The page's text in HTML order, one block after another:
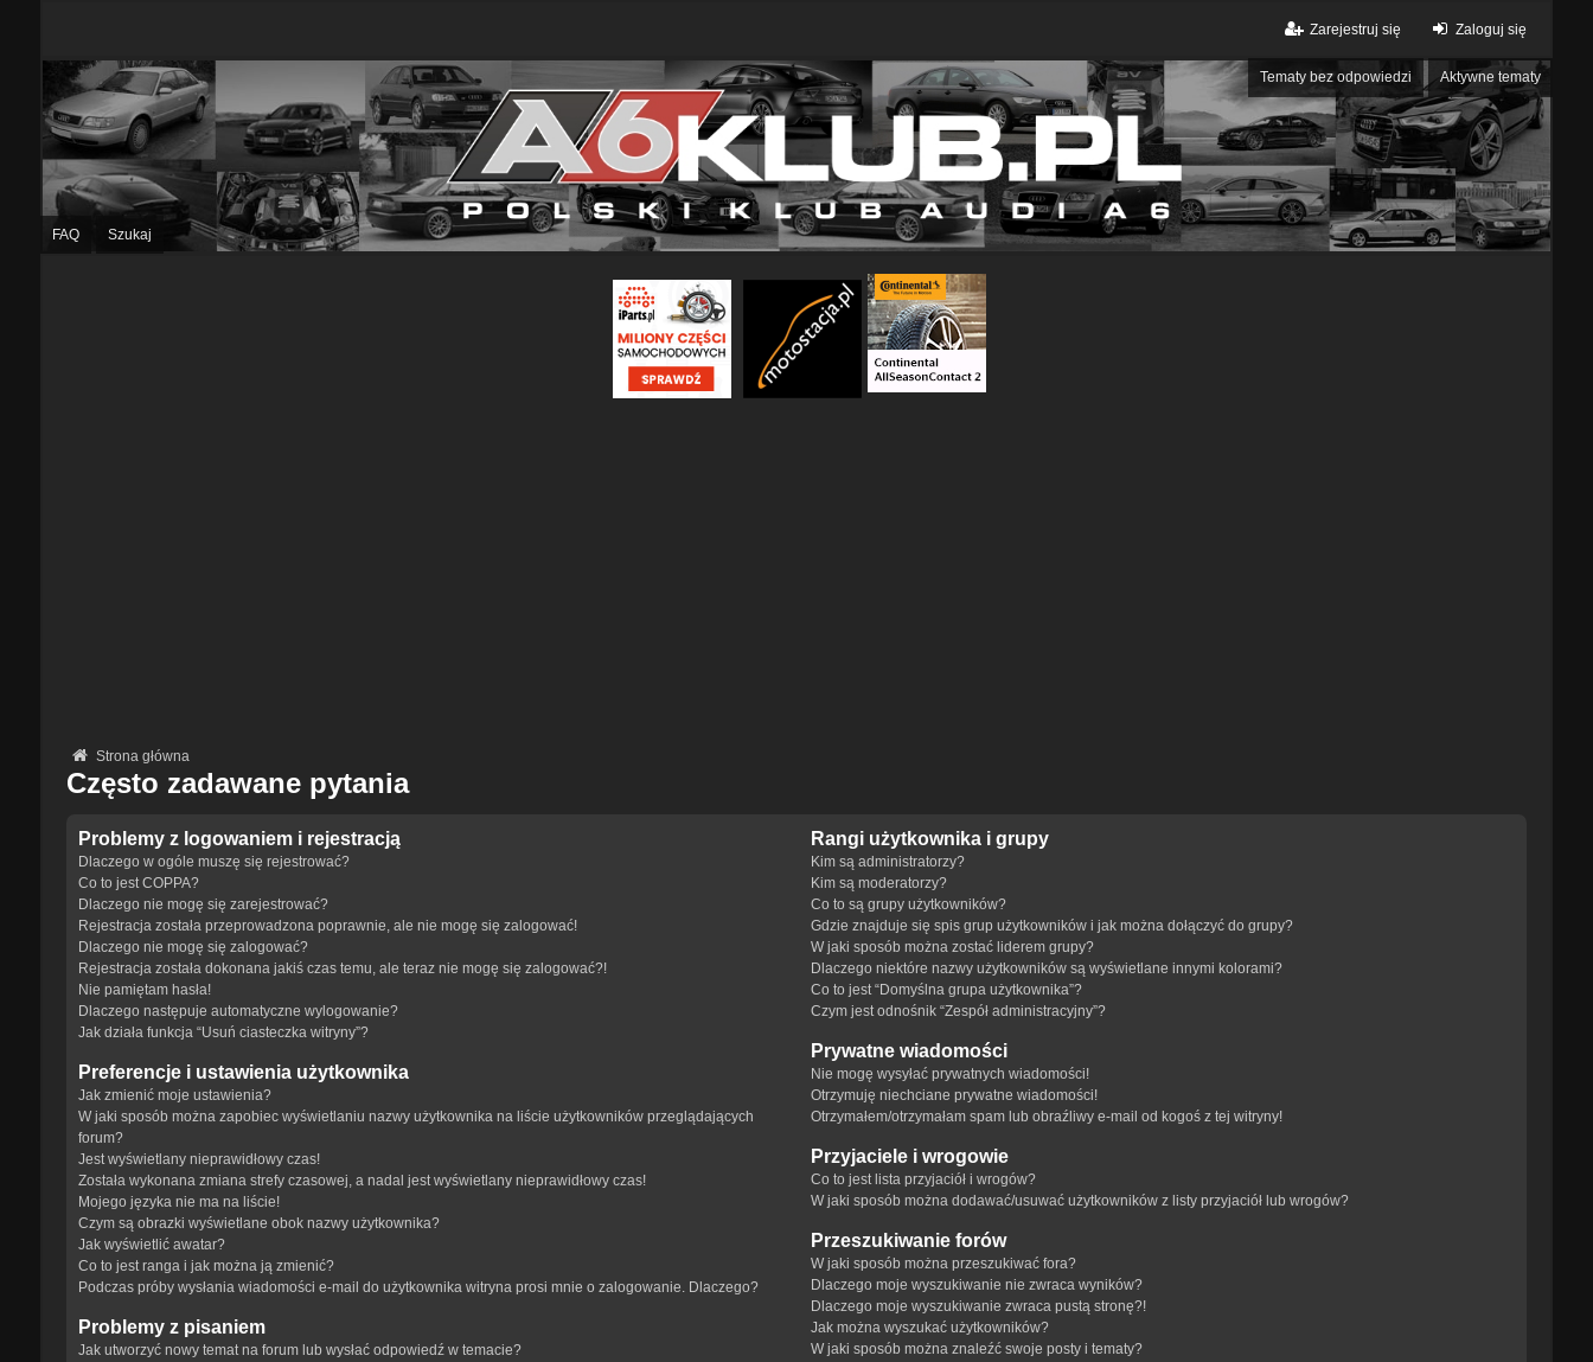
Zaloguj się
Zarejestruj się
Tematy bez odpowiedzi Aktywne tematy
FAQ Szukaj
Strona główna
Często zadawane pytania
Problemy z logowaniem i rejestracją
Dlaczego w ogóle muszę się rejestrować?
Co to jest COPPA?
Dlaczego nie mogę się zarejestrować?
Rejestracja została przeprowadzona poprawnie, ale nie mogę się zalogować!
Dlaczego nie mogę się zalogować?
Rejestracja została dokonana jakiś czas temu, ale teraz nie mogę się zalogować?!
Nie pamiętam hasła!
Dlaczego następuje automatyczne wylogowanie?
Jak działa funkcja “Usuń ciasteczka witryny”?
Preferencje i ustawienia użytkownika
Jak zmienić moje ustawienia?
W jaki sposób można zapobiec wyświetlaniu nazwy użytkownika na liście użytkowników przeglądających
forum?
Jest wyświetlany nieprawidłowy czas!
Została wykonana zmiana strefy czasowej, a nadal jest wyświetlany nieprawidłowy czas!
Mojego języka nie ma na liście!
Czym są obrazki wyświetlane obok nazwy użytkownika?
Jak wyświetlić awatar?
Co to jest ranga i jak można ją zmienić?
Podczas próby wysłania wiadomości e-mail do użytkownika witryna prosi mnie o zalogowanie. Dlaczego?
Problemy z pisaniem
Jak utworzyć nowy temat na forum lub wysłać odpowiedź w temacie?
Rangi użytkownika i grupy
Kim są administratorzy?
Kim są moderatorzy?
Co to są grupy użytkowników?
Gdzie znajduje się spis grup użytkowników i jak można dołączyć do grupy?
W jaki sposób można zostać liderem grupy?
Dlaczego niektóre nazwy użytkowników są wyświetlane innymi kolorami?
Co to jest “Domyślna grupa użytkownika”?
Czym jest odnośnik “Zespół administracyjny”?
Prywatne wiadomości
Nie mogę wysyłać prywatnych wiadomości!
Otrzymuję niechciane prywatne wiadomości!
Otrzymałem/otrzymałam spam lub obraźliwy e-mail od kogoś z tej witryny!
Przyjaciele i wrogowie
Co to jest lista przyjaciół i wrogów?
W jaki sposób można dodawać/usuwać użytkowników z listy przyjaciół lub wrogów?
Przeszukiwanie forów
W jaki sposób można przeszukiwać fora?
Dlaczego moje wyszukiwanie nie zwraca wyników?
Dlaczego moje wyszukiwanie zwraca pustą stronę?!
Jak można wyszukać użytkowników?
W jaki sposób można znaleźć swoje posty i tematy?